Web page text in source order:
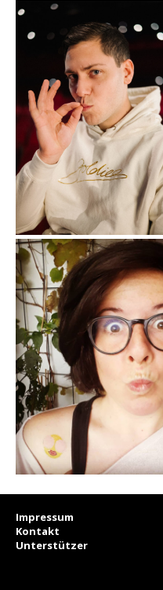
Impressum
Kontakt
Unterstützer